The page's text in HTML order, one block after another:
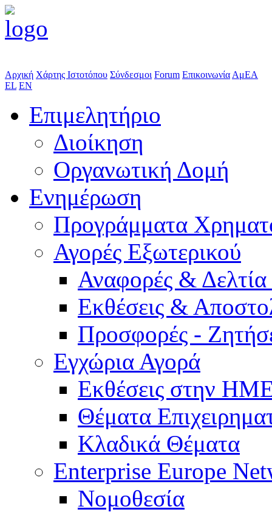
Αρχική Χάρτης Ιστοτόπου Σύνδεσμοι Forum Επικοινωνία ΑμΕΑ
EL EN
Επιμελητήριο
Διοίκηση
Οργανωτική Δομή
Ενημέρωση
Προγράμματα
Αγορές Εξωτερικού
Αναφορές &
Εκθέσεις &
Προσφορές -
Εγχώρια Αγορά
Εκθέσεις στην
Θέματα
Κλαδικά Θέματα
Enterprise Europe
Νομοθεσία